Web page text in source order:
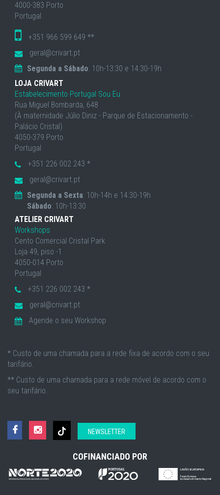
4000-383 Porto
Portugal
+351 966 599 649 **
geral@crivart.pt
Segunda a Sábado: 10h-13:30 e 14:30-19h
LOJA CRIVART
Estabelecimento Portugal Sou Eu
Rua Miguel Bombarda, 648
(À maternidade Júlio Diniz - Parque de Estacionamento -
Palácio Cristal)
4050-379 Porto
Portugal
+351 226 002 243 *
geral@crivart.pt
Segunda a Sexta: 10h-14h e 14:30-19h
Sábado: 10h-13:30
ATELIER CRIVART
Workshops
Cento Comercial Cristal Park
Loja 49, piso -1
4050-014 Porto
Portugal
+351 226 002 243 *
geral@crivart.pt
Agende o seu Workshop
* Custo de uma chamada para a rede fixa de acordo com o seu
tarifário.
** Custo de uma chamada para a rede móvel de acordo com o
seu tarifário.
NEWSLETTER
COFINANCIADO POR